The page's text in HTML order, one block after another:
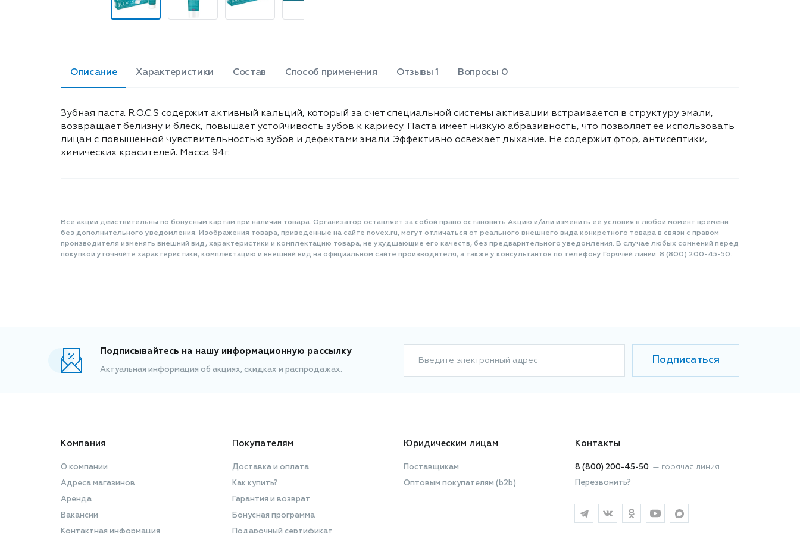
Описание Характеристики Состав Способ применения Отзывы 1 Вопросы 0
Зубная паста R.O.C.S содержит активный кальций, который за счет специальной системы активации встраивается в структуру эмали,
возвращает белизну и блеск, повышает устойчивость зубов к кариесу. Паста имеет низкую абразивность, что позволяет ее использовать
лицам с повышенной чувствительностью зубов и дефектами эмали. Эффективно освежает дыхание. Не содержит фтор, антисептики,
химических красителей. Масса 94г.
Все акции действительны по бонусным картам при наличии товара. Организатор оставляет за собой право остановить Акцию и/или изменить её условия в любой момент времени
без дополнительного уведомления. Изображения товара, приведенные на сайте novex.ru, могут отличаться от реального внешнего вида конкретного товара в связи с правом
производителя изменять внешний вид, характеристики и комплектацию товара, не ухудшающие его качеств, без предварительного уведомления. В случае любых сомнений перед
покупкой уточняйте характеристики, комплектацию и внешний вид на официальном сайте производителя, а также у консультантов по телефону Горячей линии: 8 (800) 200-45-50.
Подписывайтесь на нашу информационную рассылку
Актуальная информация об акциях, скидках и распродажах.
Введите электронный адрес Подписаться
Компания
О компании
Адреса магазинов
Аренда
Вакансии
Покупателям
Доставка и оплата
Как купить?
Гарантия и возврат
Бонусная программа
Юридическим лицам
Поставщикам
Оптовым покупателям (b2b)
Контакты
8 (800) 200-45-50 — горячая линия
Перезвонить?